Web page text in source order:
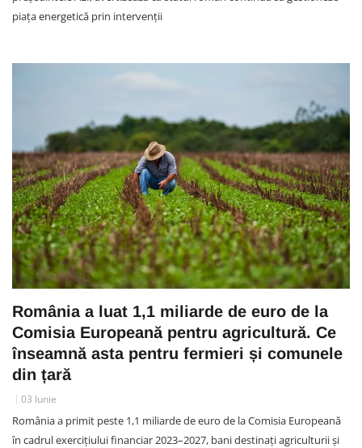
piața energetică prin intervenții
România a luat 1,1 miliarde de euro de la
Comisia Europeană pentru agricultură. Ce
înseamnă asta pentru fermieri și comunele
din țară
03 Iunie
România a primit peste 1,1 miliarde de euro de la Comisia Europeană
în cadrul exercițiului financiar 2023–2027, bani destinați agriculturii și